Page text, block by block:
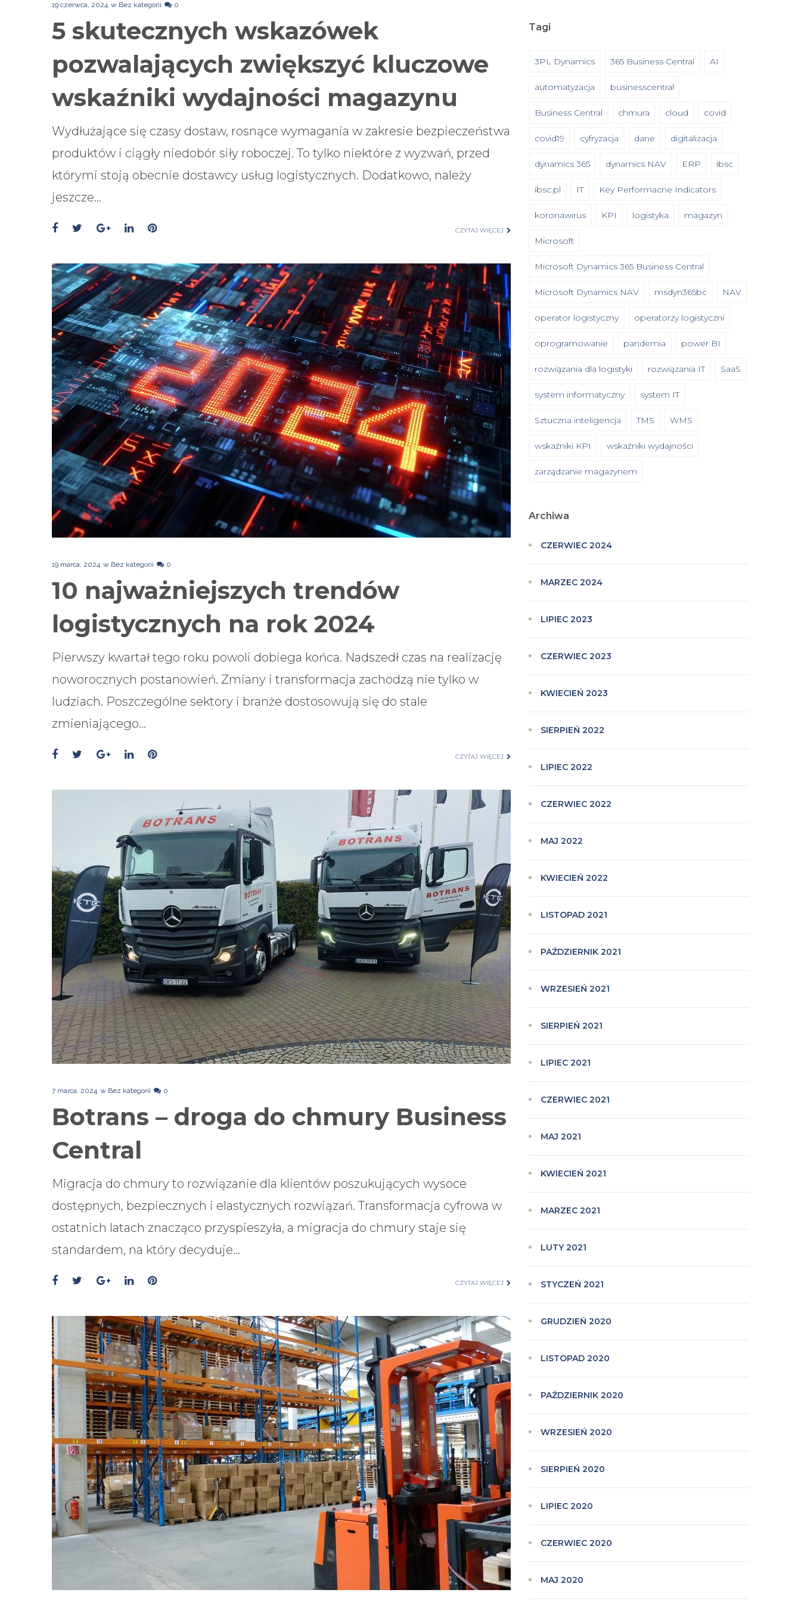
19 czerwca, 2024 w Bez kategorii 0
5 skutecznych wskazówek
pozwalających zwiększyć kluczowe
wskaźniki wydajności magazynu
Wydłużające się czasy dostaw, rosnące wymagania w zakresie bezpieczeństwa
produktów i ciągły niedobór siły roboczej. To tylko niektóre z wyzwań, przed
którymi stoją obecnie dostawcy usług logistycznych. Dodatkowo, należy
jeszcze…
CZYTAJ WIĘCEJ
19 marca, 2024 w Bez kategorii 0
10 najważniejszych trendów
logistycznych na rok 2024
Pierwszy kwartał tego roku powoli dobiega końca. Nadszedł czas na realizację
noworocznych postanowień. Zmiany i transformacja zachodzą nie tylko w
ludziach. Poszczególne sektory i branże dostosowują się do stale
zmieniającego…
CZYTAJ WIĘCEJ
7 marca, 2024 w Bez kategorii 0
Botrans – droga do chmury Business
Central
Migracja do chmury to rozwiązanie dla klientów poszukujących wysoce
dostępnych, bezpiecznych i elastycznych rozwiązań. Transformacja cyfrowa w
ostatnich latach znacząco przyspieszyła, a migracja do chmury staje się
standardem, na który decyduje…
CZYTAJ WIĘCEJ
Tagi
3PL Dynamics 365 Business Central AI
automatyzacja businesscentral
Business Central chmura cloud covid
covid19 cyfryzacja dane digitalizacja
dynamics 365 dynamics NAV ERP ibsc
ibsc.pl IT Key Performacne Indicators
koronawirus KPI logistyka magazyn
Microsoft
Microsoft Dynamics 365 Business Central
Microsoft Dynamics NAV msdyn365bc NAV
operator logistyczny operatorzy logistyczni
oprogramowanie pandemia power BI
rozwiązania dla logistyki rozwiązania IT SaaS
system informatyczny system IT
Sztuczna inteligencja TMS WMS
wskaźniki KPI wskaźniki wydajności
zarządzanie magazynem
Archiwa
CZERWIEC 2024
MARZEC 2024
LIPIEC 2023
CZERWIEC 2023
KWIECIEŃ 2023
SIERPIEŃ 2022
LIPIEC 2022
CZERWIEC 2022
MAJ 2022
KWIECIEŃ 2022
LISTOPAD 2021
PAŹDZIERNIK 2021
WRZESIEŃ 2021
SIERPIEŃ 2021
LIPIEC 2021
CZERWIEC 2021
MAJ 2021
KWIECIEŃ 2021
MARZEC 2021
LUTY 2021
STYCZEŃ 2021
GRUDZIEŃ 2020
LISTOPAD 2020
PAŹDZIERNIK 2020
WRZESIEŃ 2020
SIERPIEŃ 2020
LIPIEC 2020
CZERWIEC 2020
MAJ 2020